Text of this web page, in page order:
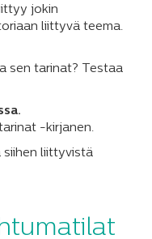
jokin
liittyvä teema.
sen tarinat? Testaa
-kirjanen.
siihen liittyvistä